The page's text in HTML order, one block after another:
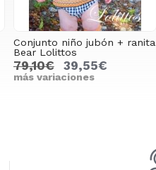
Conjunto niño jubón + ranita
Bear Lolittos
79,10€ 39,55€
más variaciones